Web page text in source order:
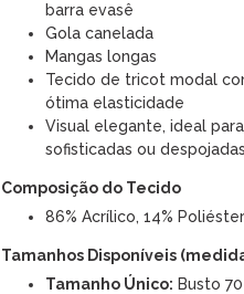
barra evasê
Gola canelada
Mangas longas
Tecido de tricot modal
ótima elasticidade
Visual elegante, ideal
sofisticadas ou despojadas
Composição do Tecido
86% Acrílico, 14% Poliéster
Tamanhos Disponíveis
Tamanho Único: Busto